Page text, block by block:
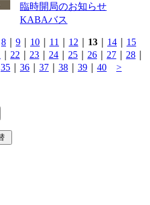
臨時開局のお知らせ
KABAバス
8 9 10 11 12 13 14
15
22 23 24 25 26 27 28
35 36 37 38 39 40 >